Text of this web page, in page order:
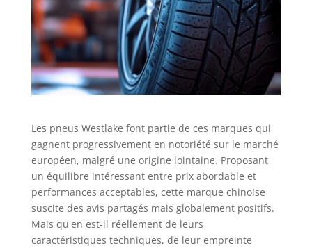
Les pneus Westlake font partie de ces marques qui
gagnent progressivement en notoriété sur le marché
européen, malgré une origine lointaine. Proposant
un équilibre intéressant entre prix abordable et
performances acceptables, cette marque chinoise
suscite des avis partagés mais globalement positifs.
Mais qu'en est-il réellement de leurs
caractéristiques techniques, de leur empreinte